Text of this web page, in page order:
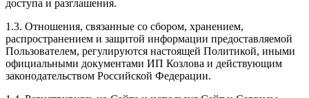
доступа и разглашения.
1.3. Отношения, связанные со сбором, хранением,
распространением и защитой информации предоставляемой
Пользователем, регулируются настоящей Политикой, иными
официальными документами ИП Козловa и действующим
законодательством Российской Федерации.